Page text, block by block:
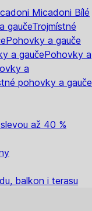
Micadoni Bílé
gaučeTrojmístné
Pohovky a gauče
a gaučePohovky a
a
pohovky a gauče
až 40 %
balkon i terasu